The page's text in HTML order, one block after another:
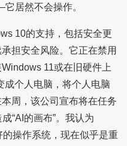
居然不会操作。
10的支持，包括安全更
担安全风险。它正在禁用
11或在旧硬件上
成个人电脑，将个人电脑
周，该公司宣布将在任务
“AI的画布”。我认为
操作系统，现在似乎是重